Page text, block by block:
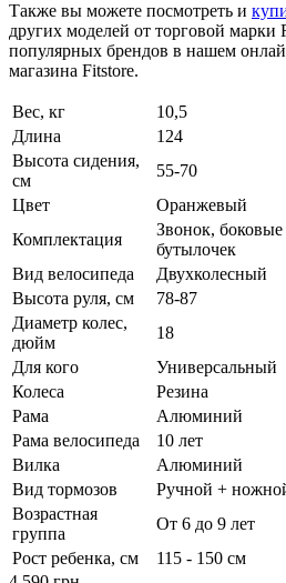
Также вы можете посмотреть и
других моделей от торговой марки
популярных брендов в нашем
магазина Fitstore.
Вес, кг
10,5
Длина
124
Высота сидения,
см
55-70
Цвет
Оранжевый
Комплектация
Звонок, боковые
бутылочек
Вид велосипеда
Двухколесный
Высота руля, см
78-87
Диаметр колес,
дюйм
18
Для кого
Универсальный
Колеса
Резина
Рама
Алюминий
Рама велосипеда
10 лет
Вилка
Алюминий
Вид тормозов
Ручной +
Возрастная
группа
От 6 до 9 лет
Рост ребенка, см
115 - 150 см